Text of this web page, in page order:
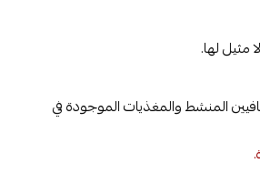
مثيل لها.
المنشط والمغذيات الموجودة في